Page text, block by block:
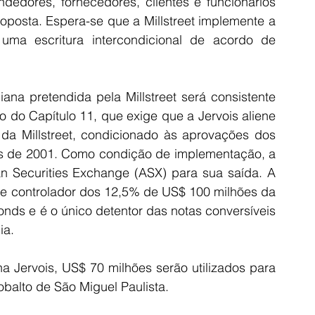
Espera-se que a Millstreet implemente a
escritura intercondicional de acordo de
pretendida pela Millstreet será consistente
do Capítulo 11, que exige que a Jervois aliene
Millstreet, condicionado às aprovações dos
2001. Como condição de implementação, a
Securities Exchange (ASX) para sua saída. A
controlador dos 12,5% de US$ 100 milhões da
e é o único detentor das notas conversíveis
Jervois, US$ 70 milhões serão utilizados para
de São Miguel Paulista.